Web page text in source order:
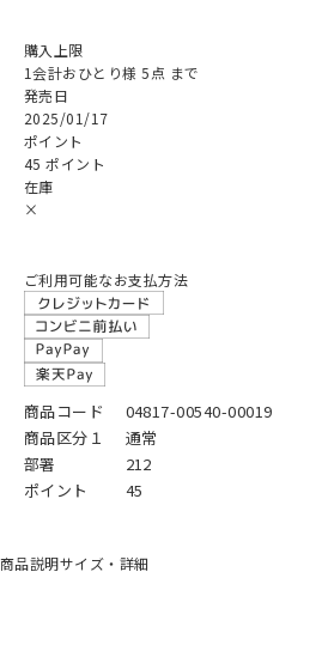
購入上限
1会計おひとり様 5点 まで
発売日
2025/01/17
ポイント
45 ポイント
在庫
×
ご利用可能なお支払方法
商品コード
04817-00540-00019
商品区分１
通常
部署
212
ポイント
45
商品説明サイズ・詳細